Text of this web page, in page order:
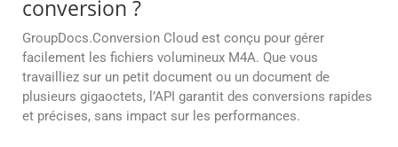
conversion ?
GroupDocs.Conversion Cloud est conçu pour gérer
facilement les fichiers volumineux M4A. Que vous
travailliez sur un petit document ou un document de
plusieurs gigaoctets, l’API garantit des conversions rapides
et précises, sans impact sur les performances.